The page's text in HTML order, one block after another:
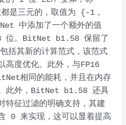
都是三元的，取值为 {-1，
中添加了一个额外的值
位。BitNet b1.58 保留了
其新的计算范式，该范式
高度优化。此外，与FP16
相同的能耗，并且在内存
。此外，BitNet b1.58 还具
特征过滤的明确支持，其建
0 来实现，这可以显着提高